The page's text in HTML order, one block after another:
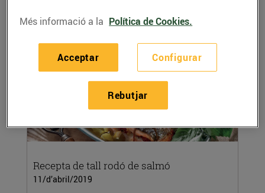
Recepta de tall rodó de salmó
11/d’abril/2019
Més informació a la Política de Cookies.
Configurar
Rebutjar
Acceptar